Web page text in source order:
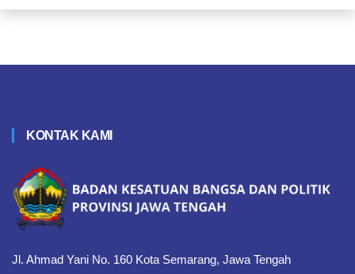
KONTAK KAMI
Jl. Ahmad Yani No. 160 Kota Semarang, Jawa Tengah